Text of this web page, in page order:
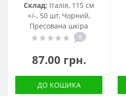
Склад: Італія, 115 см
+/-, 50 шт, Чорний,
Пресована шкіра
0
87.00 грн.
ДО КОШИКА